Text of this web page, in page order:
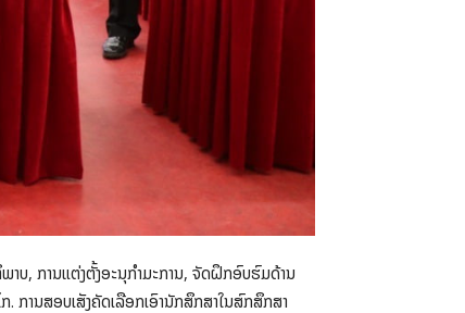
ບ, ການແຕ່ງຕັ້ງອະນຸກຳມະການ, ຈັດຝຶກອົບຮົມດ້ານ
. ການສອບເສັງຄັດເລືອກເອົານັກສຶກສາໃນສົກສຶກສາ